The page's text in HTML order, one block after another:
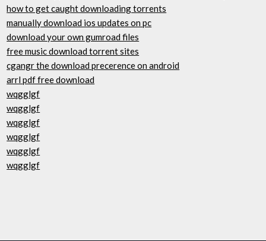
how to get caught downloading torrents
manually download ios updates on pc
download your own gumroad files
free music download torrent sites
cgangr the download precerence on android
arrl pdf free download
wqgglgf
wqgglgf
wqgglgf
wqgglgf
wqgglgf
wqgglgf